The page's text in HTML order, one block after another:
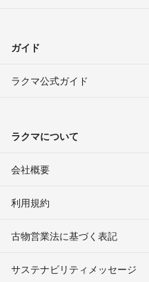
ガイド
ラクマ公式ガイド
ラクマについて
会社概要
利用規約
古物営業法に基づく表記
サステナビリティメッセージ